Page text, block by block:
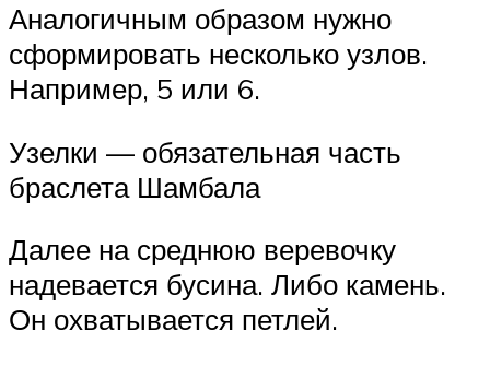
Аналогичным образом нужно
сформировать несколько узлов.
Например, 5 или 6.
Узелки — обязательная часть
браслета Шамбала
Далее на среднюю веревочку
надевается бусина. Либо камень.
Он охватывается петлей.